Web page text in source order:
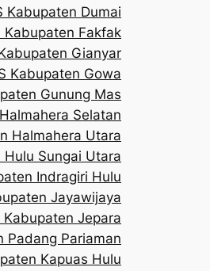
Kabupaten Dumai
Kabupaten Fakfak
Gianyar
Kabupaten Gowa
Gunung Mas
Selatan
Halmahera Utara
Hulu Sungai Utara
Indragiri Hulu
Jayawijaya
Kabupaten Jepara
Padang Pariaman
Kapuas Hulu